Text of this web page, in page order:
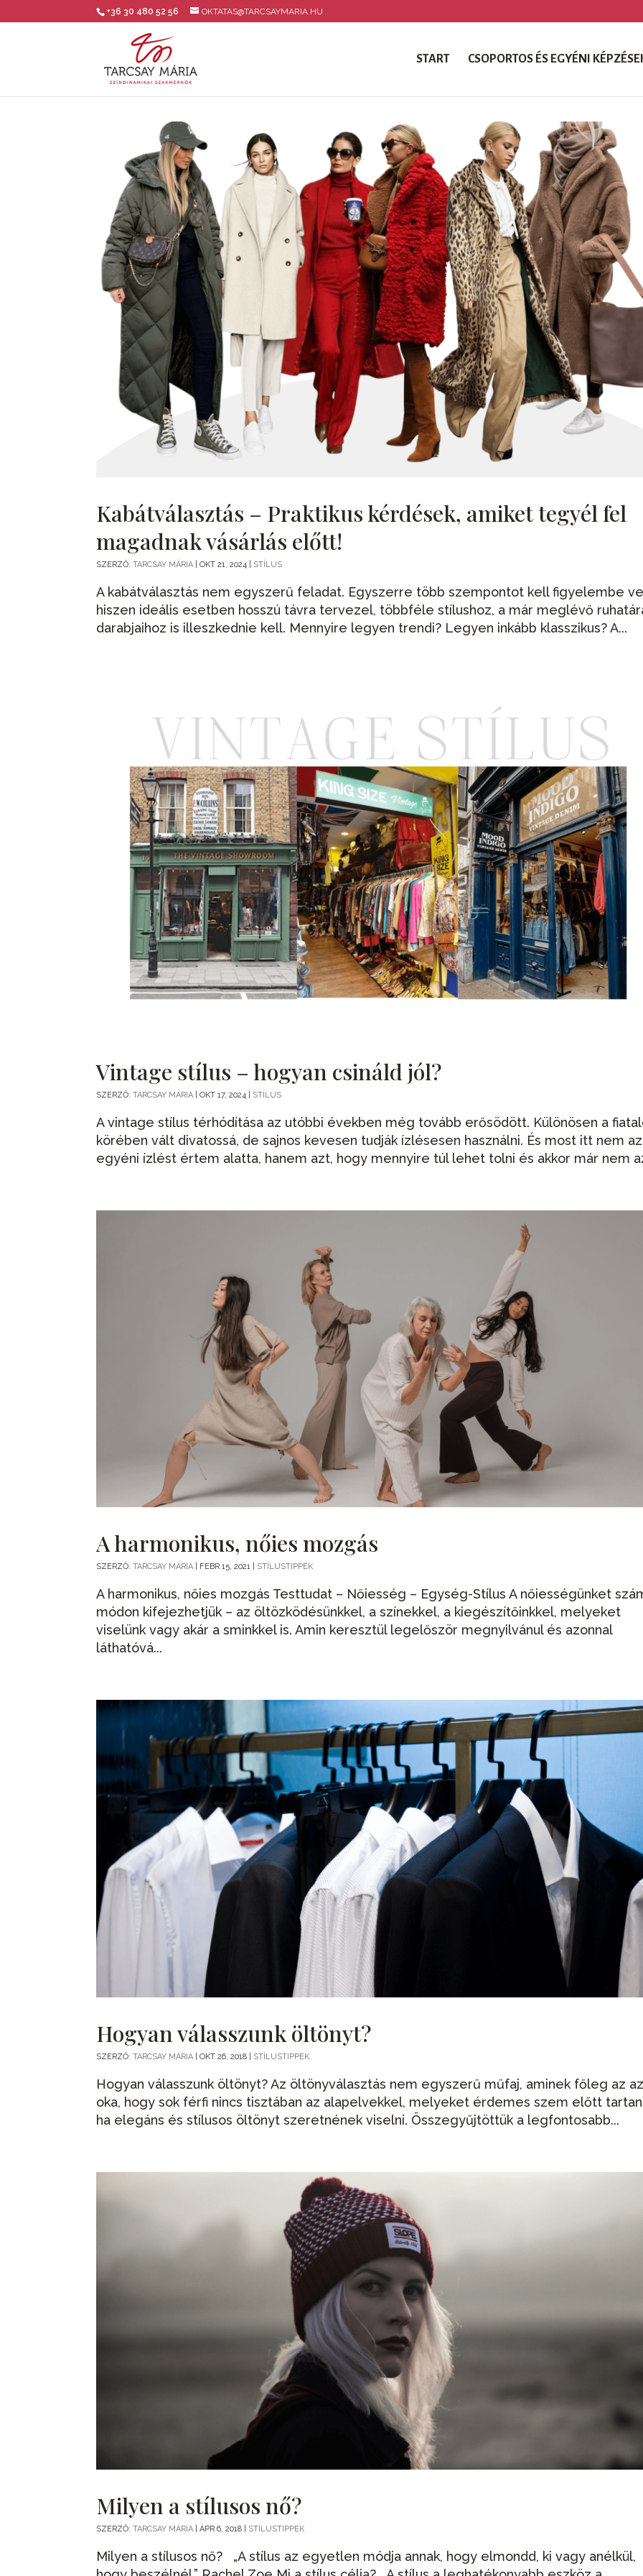
+36 30 480 52 56 OKTATAS@TARCSAYMARIA.HU
START CSOPORTOS ÉS EGYÉNI
Kabátválasztás – Praktikus kérdések, amiket tegyél fel
magadnak vásárlás előtt!
SZERZŐ:TARCSAY MÁRIA |OKT 21, 2024 STÍLUS
A kabátválasztás nem egyszerű feladat. Egyszerre több szempontot kell figyelembe
hiszen ideális esetben hosszú távra tervezel, többféle stílushoz, a már meglévő
darabjaihoz is illeszkednie kell. Mennyire legyen trendi? Legyen inkább klasszikus? A...
Vintage stílus – hogyan csináld jól?
SZERZŐ:TARCSAY MÁRIA |OKT 17, 2024 STÍLUS
A vintage stílus térhódítása az utóbbi években még tovább erősödött. Különösen a
körében vált divatossá, de sajnos kevesen tudják ízlésesen használni. És most itt nem az
egyéni ízlést értem alatta, hanem azt, hogy mennyire túl lehet tolni és akkor már nem
A harmonikus, nőies mozgás
SZERZŐ:TARCSAY MÁRIA FEBR 15, 2021 STÍLUSTIPPEK
A harmonikus, nőies mozgás Testtudat – Nőiesség – Egység-Stílus A nőiességünket
módon kifejezhetjük – az öltözködésünkkel, a színekkel, a kiegészítőinkkel, melyeket
viselünk vagy akár a sminkkel is. Amin keresztül legelőször megnyilvánul és azonnal
láthatóvá...
Hogyan válasszunk öltönyt?
SZERZŐ:TARCSAY MÁRIA |OKT 26, 2018 STÍLUSTIPPEK
Hogyan válasszunk öltönyt? Az öltönyválasztás nem egyszerű műfaj, aminek főleg az
oka, hogy sok férfi nincs tisztában az alapelvekkel, melyeket érdemes szem előtt
ha elegáns és stílusos öltönyt szeretnének viselni. Összegyűjtöttük a legfontosabb...
Milyen a stílusos nő?
SZERZŐ:TARCSAY MÁRIA |ÁPR 6, 2018 STÍLUSTIPPEK
Milyen a stílusos nő? „A stílus az egyetlen módja annak, hogy elmondd, ki vagy anélkül,